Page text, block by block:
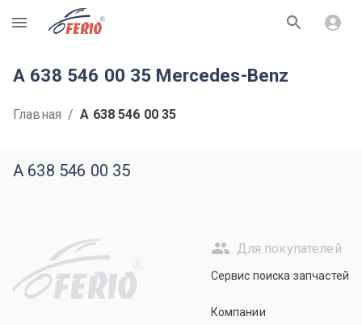
R
A 638 546 00 35 Mercedes-Benz
Главная / A 638 546 00 35
A 638 546 00 35
R
Для покупателей
Сервис поиска запчастей
Компании